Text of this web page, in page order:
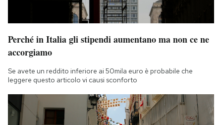
Perché in Italia gli stipendi aumentano ma non ce ne
accorgiamo
Se avete un reddito inferiore ai 50mila euro è probabile che
leggere questo articolo vi causi sconforto